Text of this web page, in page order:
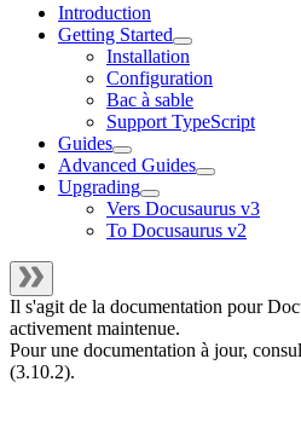
Introduction
Getting Started
Installation
Configuration
Bac à sable
Support TypeScript
Guides
Advanced Guides
Upgrading
Vers Docusaurus v3
To Docusaurus v2
Il s'agit de la documentation pour
activement maintenue.
Pour une documentation à jour,
(3.10.2).